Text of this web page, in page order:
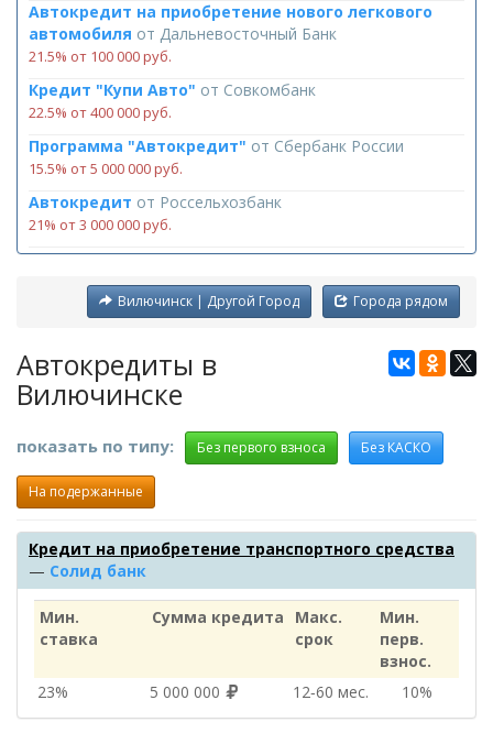
Автокредит на приобретение нового легкового
автомобиля от Дальневосточный Банк
21.5% от 100 000 руб.
Кредит "Купи Авто" от Совкомбанк
22.5% от 400 000 руб.
Программа "Автокредит" от Сбербанк России
15.5% от 5 000 000 руб.
Автокредит от Россельхозбанк
21% от 3 000 000 руб.
Города рядом
Вилючинск | Другой Город
Автокредиты в
Вилючинске
показать по типу: Без первого взноса Без КАСКО
На подержанные
Кредит на приобретение транспортного средства
— Солид банк
Мин.
ставка
Сумма кредита
Макс.
срок
Мин.
перв.
взнос.
23%
5 000 000 12‑60 мес. 10%